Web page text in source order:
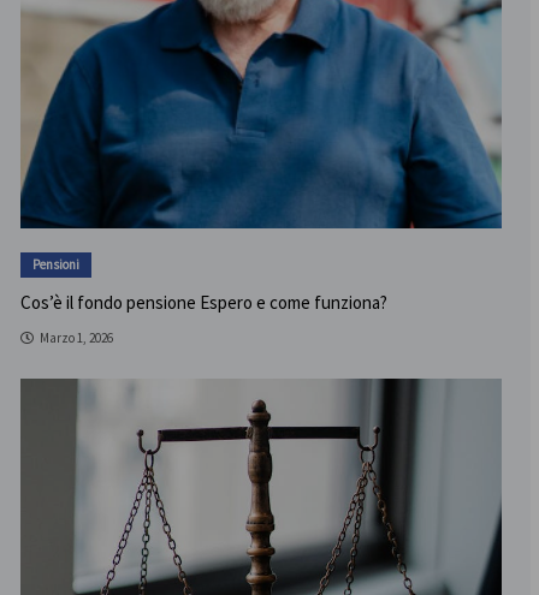
Pensioni
Cos’è il fondo pensione Espero e come funziona?
Marzo 1, 2026